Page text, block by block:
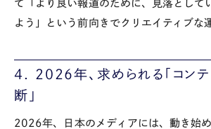
て「より良い報道のために、見落として
よう」という前向きでクリエイティブな
4. 2026年、求められる「コン
断」
2026年、日本のメディアには、動き始